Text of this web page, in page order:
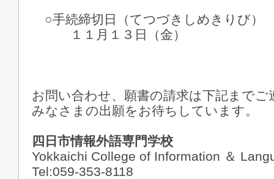
○手続締切日（てつづきしめきりび）
１１月１３日（金）
お問い合わせ、願書の請求は下記までご
みなさまの出願をお待ちしています。
四日市情報外語専門学校
Yokkaichi College of Information ＆
Tel:059-353-8118